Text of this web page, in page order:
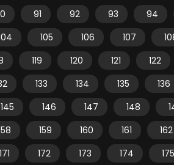
91 92 93 94
105 106 107
119 120 121 122
133 134 135 136
145
146 147 148
159 160 161 162
171
172 173 174 175